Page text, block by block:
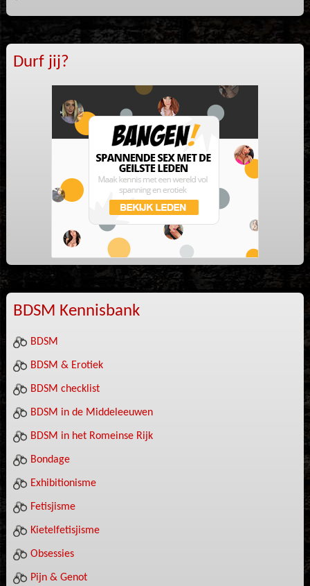
Durf jij?
BDSM Kennisbank
BDSM
BDSM & Erotiek
BDSM checklist
BDSM in de Middeleeuwen
BDSM in het Romeinse Rijk
Bondage
Exhibitionisme
Fetisjisme
Kietelfetisjisme
Obsessies
Pijn & Genot